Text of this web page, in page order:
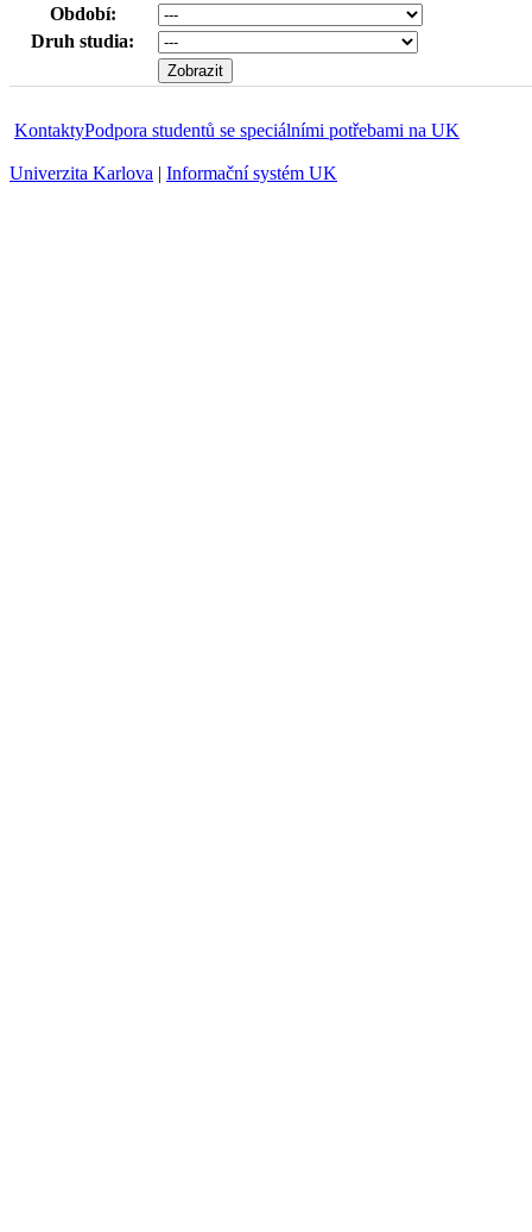
Období:
Druh studia:
KontaktyPodpora studentů se speciálními potřebami na UK
Univerzita Karlova | Informační systém UK